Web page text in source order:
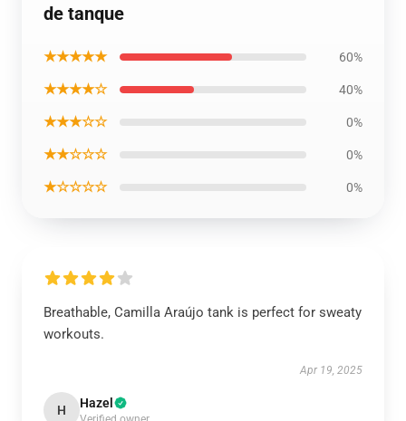
de tanque
★★★★★ 60%
★★★★☆ 40%
★★★☆☆ 0%
★★☆☆☆ 0%
★☆☆☆☆ 0%
Breathable, Camilla Araújo tank is perfect for sweaty
workouts.
Apr 19, 2025
H Hazel